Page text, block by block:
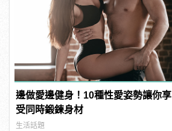
邊做愛邊健身！10種性愛姿勢讓你享
受同時鍛鍊身材
生活話題